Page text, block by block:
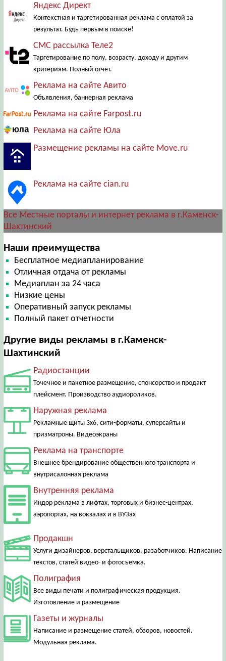
Яндекс Директ
Контекстная и таргетированная реклама с оплатой за
результат. Будь первым в поиске!
СМС рассылка Теле2
Таргетирование по полу, возрасту, доходу и другим
критериям. Полный отчет.
Реклама на сайте Авито
Объявления, баннерная реклама
Реклама на сайте Farpost.ru
Реклама на сайте Юла
Размещение рекламы на сайте Move.ru
Реклама на сайте cian.ru
Все Местные порталы и интернет реклама в г.Каменск-
Шахтинский
Наши преимущества
Бесплатное медиапланирование
Отличная отдача от рекламы
Медиаплан за 24 часа
Низкие цены
Оперативный запуск рекламы
Полный пакет отчетности
Другие виды рекламы в г.Каменск-
Шахтинский
Радиостанции
Точечное и пакетное размещение, спонсорство и продакт
плейсмент. Производство аудиороликов.
Наружная реклама
Рекламные щиты 3х6, сити-форматы, суперсайты и
призматроны. Видеоэкраны
Реклама на транспорте
Внешнее брендирование общественного транспорта и
внутрисалонная реклама
Внутренняя реклама
Индор реклама в лифтах, торговых и бизнес-центрах,
аэропортах, на вокзалах и в ВУЗах
Продакшн
Услуги дизайнеров, верстальщиков, разаботчиков. Написание
текстов, статей видео- и фотосъемка.
Полиграфия
Все виды печати и полиграфическая продукция.
Изготовление и размещение
Газеты и журналы
Написание и размещение статей, обзоров, новостей.
Модульная реклама.